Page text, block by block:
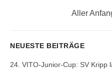
Next
Aller
NEUESTE BEITRÄGE
24. VITO-Junior-Cup: SV